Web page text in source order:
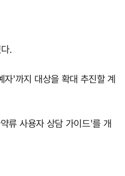
.
'까지 대상을 확대 추진할 계
류 사용자 상담 가이드'를 개